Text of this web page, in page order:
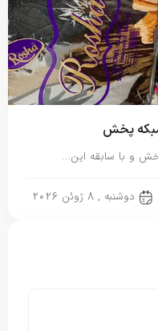
شبکه پخش
و با سابقه این…
دوشنبه , 8 ژوئن 2026